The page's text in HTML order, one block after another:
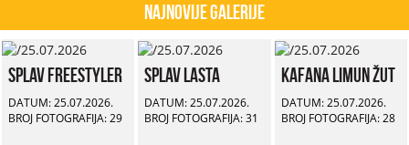
Najnovije Galerije
Splav Freestyler
DATUM: 25.07.2026.
BROJ FOTOGRAFIJA: 29
Splav Lasta
DATUM: 25.07.2026.
BROJ FOTOGRAFIJA: 31
Kafana Limun Žut
DATUM: 25.07.2026.
BROJ FOTOGRAFIJA: 28